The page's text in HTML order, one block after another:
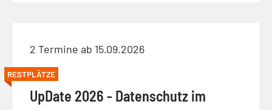
2 Termine ab 15.09.2026
RESTPLÄTZE
UpDate 2026 - Datenschutz im